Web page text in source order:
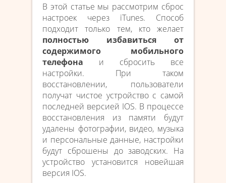
В этой статье мы рассмотрим сброс
настроек через iTunes. Способ
подходит только тем, кто желает
полностью избавиться от
содержимого мобильного
телефона и сбросить все
настройки. При таком
восстановлении, пользователи
получат чистое устройство с самой
последней версией IOS. В процессе
восстановления из памяти будут
удалены фотографии, видео, музыка
и персональные данные, настройки
будут сброшены до заводских. На
устройство установится новейшая
версия IOS.